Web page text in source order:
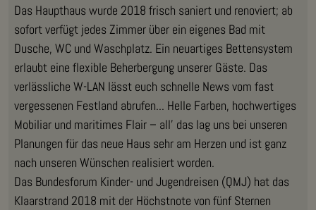
Das Haupthaus wurde 2018 frisch saniert und renoviert; ab
sofort verfügt jedes Zimmer über ein eigenes Bad mit
Dusche, WC und Waschplatz. Ein neuartiges Bettensystem
erlaubt eine flexible Beherbergung unserer Gäste. Das
verlässliche W-LAN lässt euch schnelle News vom fast
vergessenen Festland abrufen... Helle Farben, hochwertiges
Mobiliar und maritimes Flair – all’ das lag uns bei unseren
Planungen für das neue Haus sehr am Herzen und ist ganz
nach unseren Wünschen realisiert worden.
Das Bundesforum Kinder- und Jugendreisen (QMJ) hat das
Klaarstrand 2018 mit der Höchstnote von fünf Sternen